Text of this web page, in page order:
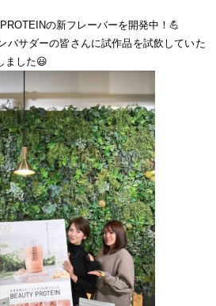
の新フレーバーを開発中！💪
バサダーの皆さんに試作品を試飲していた
ました😃